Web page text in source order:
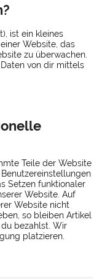
ist ein kleines
Website, das
zu überwachen.
von dir mittels
Teile der Website
Setzen funktionaler
Website. Auf
Website nicht
so bleiben Artikel
bezahlst. Wir
platzieren.